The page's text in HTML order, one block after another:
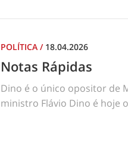
POLÍTICA / 18.04.2026
Notas Rápidas
Dino é o único opositor de
ministro Flávio Dino é hoje